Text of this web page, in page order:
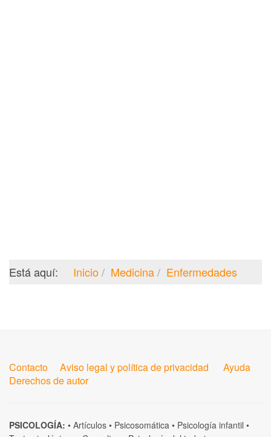
Está aquí: Inicio Medicina Enfermedades
Contacto Aviso legal y política de privacidad
Ayuda
Derechos de autor
PSICOLOGÍA: • Artículos • Psicosomática • Psicología infantil •